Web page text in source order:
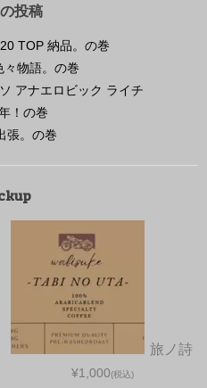
投稿
TOP 納品。の巻
々物語。の巻
アナエロビック ライチ
！の巻
張。の巻
旅ノ詩
¥1,000(税込)